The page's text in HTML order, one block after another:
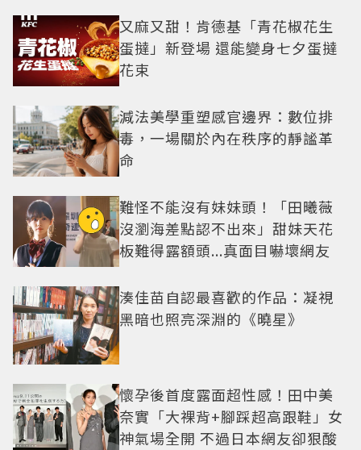
又麻又甜！肯德基「青花椒花生
蛋撻」新登場 還能變身七夕蛋撻
花束
減法美學重塑感官邊界：數位排
毒，一場關於內在秩序的靜謐革
命
難怪不能沒有妹妹頭！「田曦薇
沒瀏海差點認不出來」甜妹天花
板難得露額頭...真面目嚇壞網友
湊佳苗自認最喜歡的作品：凝視
黑暗也照亮深淵的《曉星》
懷孕後首度露面超性感！田中美
奈實「大裸背+腳踩超高跟鞋」女
神氣場全開 不過日本網友卻狠酸